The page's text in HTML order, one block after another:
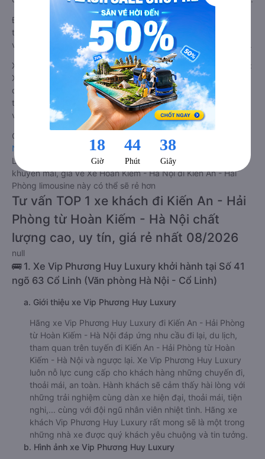
Đây là loại xe Hoàn Kiếm - Hà Nội Kiến An - Hải Phòng có hỗ
trợ đón/trả tận nơi miễn phí tại nội thành Hoàn Kiếm - Hà Nội
và nội thành Kiến An - Hải Phòng, rất thuận tiện cho du khách.
Xe Hoàn Kiếm - Hà Nội Kiến An - Hải Phòng limousine tốt nhất:
Xe từ Hoàn Kiếm - Hà Nội đi Kiến An - Hải Phòng limousine
được đánh giá chung có chất lượng Tốt với điểm đánh giá
trung bình từ 4.7/5 dựa trên 235 phản hồi của hành khách Xe
về Kiến An - Hải Phòng từ Hoàn Kiếm - Hà Nội.
Giá vé
Nội
rẻ nhất là 240000VND của hãng xe Vip Phương Huy
Luxury. Tùy thuộc vào vị trí ngồi của bạn và chương trình
khuyến mãi, giá vé Xe Hoàn Kiếm - Hà Nội đi Kiến An - Hải
Phòng limousine này có thể sẽ rẻ hơn
Tư vấn TOP 1 xe khách đi Kiến An - Hải
Phòng từ Hoàn Kiếm - Hà Nội chất
lượng cao, uy tín, giá rẻ nhất 08/2026
null
🚌 1. Xe Vip Phương Huy Luxury khởi hành tại Số 41
ngõ 63 Cổ Linh (Văn phòng Hà Nội - Cổ Linh)
a. Giới thiệu xe Vip Phương Huy Luxury
Hãng xe Vip Phương Huy Luxury đi Kiến An - Hải Phòng
từ Hoàn Kiếm - Hà Nội đáp ứng nhu cầu đi lại, du lịch,
tham quan trên tuyến đi Kiến An - Hải Phòng từ Hoàn
Kiếm - Hà Nội và ngược lại. Xe Vip Phương Huy Luxury
luôn nỗ lực cung cấp cho khách hàng những chuyến đi,
thoải mái, an toàn. Hành khách sẽ cảm thấy hài lòng với
những trải nghiệm cùng dàn xe hiện đại, thoải mái, tiện
nghi,... cùng với đội ngũ nhân viên nhiệt tình. Hãng xe
khách Vip Phương Huy Luxury rất mong sẽ là một trong
những nhà xe được quý khách yêu chuộng và tin tưởng.
b. Hình ảnh xe Vip Phương Huy Luxury